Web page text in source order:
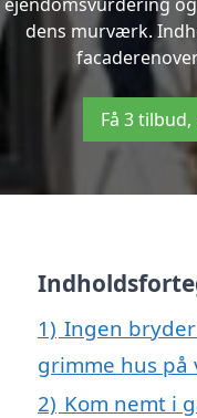
dens murværk.
Få 3
1) Ingen
grimme hus på
2) Kom nemt i